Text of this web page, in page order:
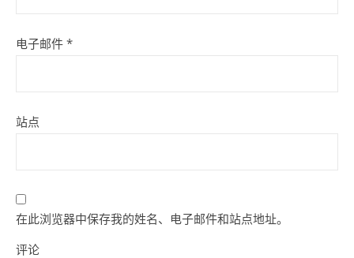
电子邮件 *
站点
在此浏览器中保存我的姓名、电子邮件和站点地址。
评论